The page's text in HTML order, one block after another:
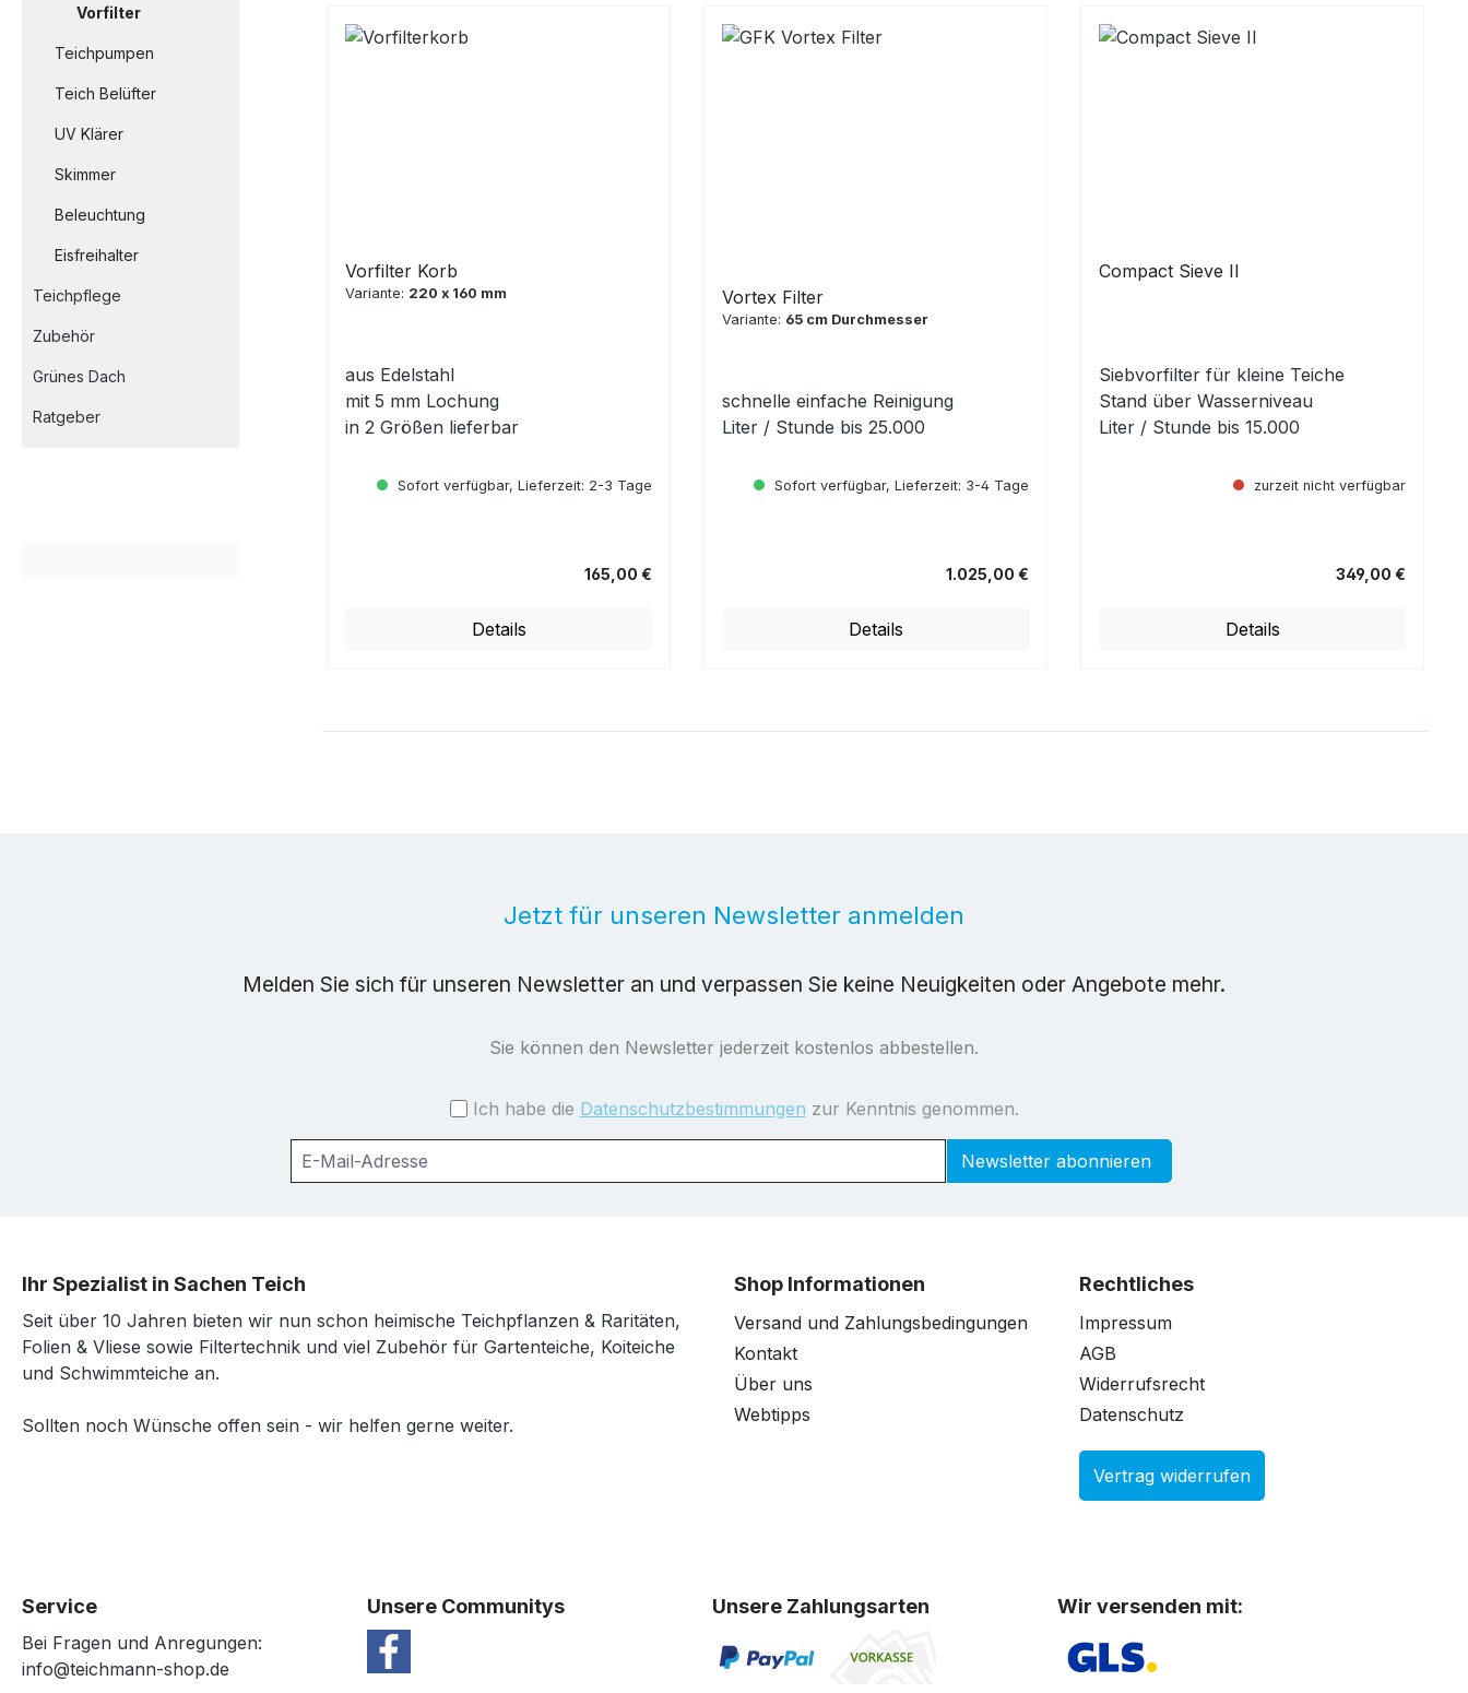
Vorfilter
Teichpumpen
Teich Belüfter
UV Klärer
Skimmer
Beleuchtung
Eisfreihalter
Teichpflege
Zubehör
Grünes Dach
Ratgeber
Vorfilter Korb
Variante: 220 x 160 mm
aus Edelstahl
mit 5 mm Lochung
in 2 Größen lieferbar
Sofort verfügbar, Lieferzeit: 2-3 Tage
165,00 €
Details
Vortex Filter
Variante: 65 cm Durchmesser
schnelle einfache Reinigung
Liter / Stunde bis 25.000
Sofort verfügbar, Lieferzeit: 3-4 Tage
1.025,00 €
Details
Compact Sieve II
Siebvorfilter für kleine Teiche
Stand über Wasserniveau
Liter / Stunde bis 15.000
zurzeit nicht verfügbar
349,00 €
Details
Jetzt für unseren Newsletter anmelden
Melden Sie sich für unseren Newsletter an und verpassen Sie keine Neuigkeiten oder Angebote mehr.
Sie können den Newsletter jederzeit kostenlos abbestellen.
Ich habe die Datenschutzbestimmungen zur Kenntnis genommen.
Newsletter abonnieren
Ihr Spezialist in Sachen Teich
Seit über 10 Jahren bieten wir nun schon heimische Teichpflanzen & Raritäten,
Folien & Vliese sowie Filtertechnik und viel Zubehör für Gartenteiche, Koiteiche
und Schwimmteiche an.
Sollten noch Wünsche offen sein - wir helfen gerne weiter.
Shop Informationen
Versand und Zahlungsbedingungen
Kontakt
Über uns
Webtipps
Rechtliches
Impressum
AGB
Widerrufsrecht
Datenschutz
Vertrag widerrufen
Service
Bei Fragen und Anregungen:
info@teichmann-shop.de
Unsere Communitys Unsere Zahlungsarten Wir versenden mit: